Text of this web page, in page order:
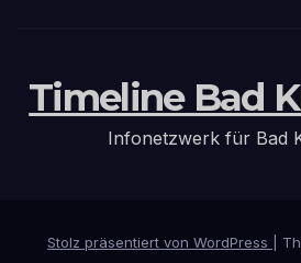
Timeline Bad
Infonetzwerk für Bad
Stolz präsentiert von WordPress